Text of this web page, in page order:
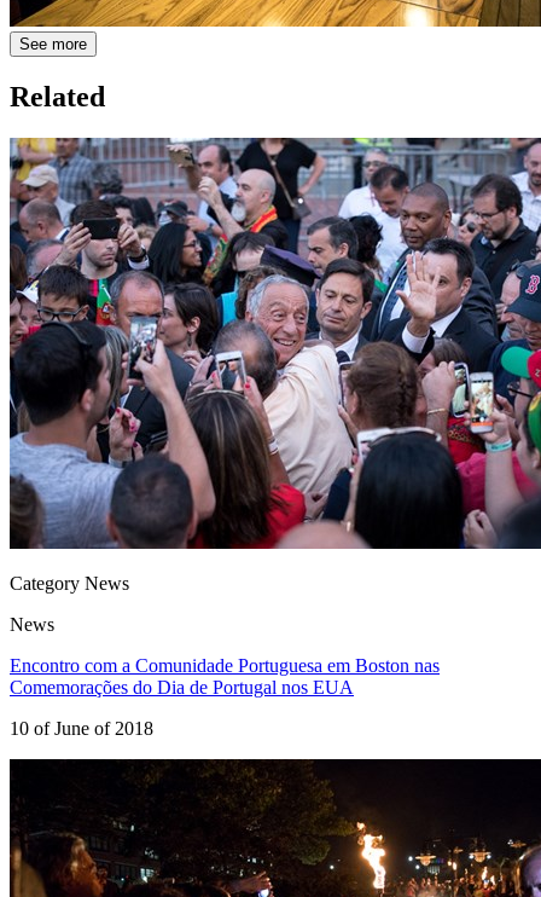
See more
Related
Category News
News
Encontro com a Comunidade Portuguesa em Boston nas
Comemorações do Dia de Portugal nos EUA
10 of June of 2018